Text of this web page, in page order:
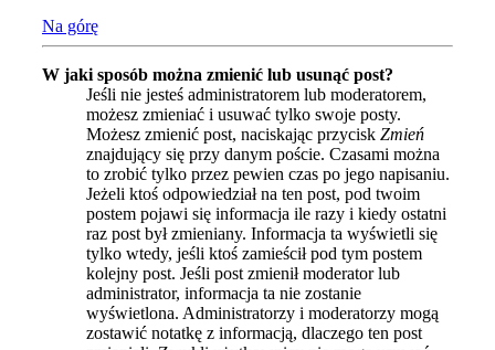
Na górę
W jaki sposób można zmienić lub usunąć post?
Jeśli nie jesteś administratorem lub moderatorem,
możesz zmieniać i usuwać tylko swoje posty.
Możesz zmienić post, naciskając przycisk Zmień
znajdujący się przy danym poście. Czasami można
to zrobić tylko przez pewien czas po jego napisaniu.
Jeżeli ktoś odpowiedział na ten post, pod twoim
postem pojawi się informacja ile razy i kiedy ostatni
raz post był zmieniany. Informacja ta wyświetli się
tylko wtedy, jeśli ktoś zamieścił pod tym postem
kolejny post. Jeśli post zmienił moderator lub
administrator, informacja ta nie zostanie
wyświetlona. Administratorzy i moderatorzy mogą
zostawić notatkę z informacją, dlaczego ten post